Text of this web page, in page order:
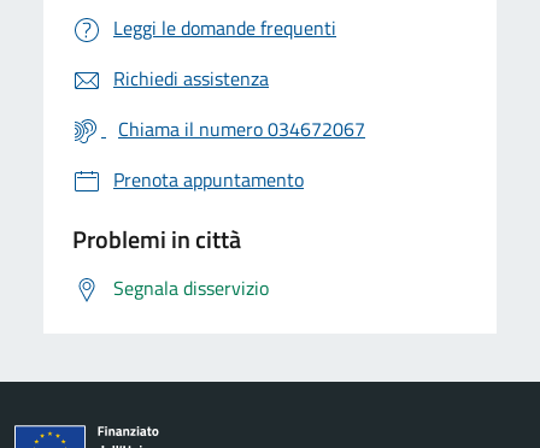
Leggi le domande frequenti
Richiedi assistenza
Chiama il numero 034672067
Prenota appuntamento
Problemi in città
Segnala disservizio